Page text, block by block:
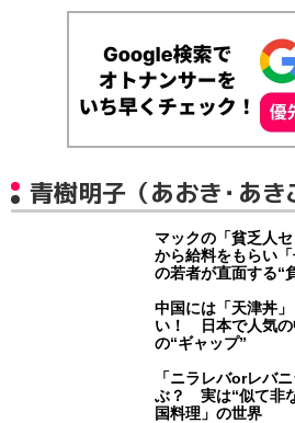
青樹明子（あおき・あ
マックの「貧乏人
から給料をもらい
の若者が直面する“
中国には「天津丼
い！ 日本で人気の
の“ギャップ”
「ニラレバorレバ
ぶ？ 実は“似て非
国料理」の世界